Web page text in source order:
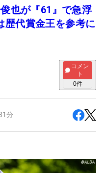
也が『61』で急浮
代賞金王を参考に
コメン
ト
0件
分